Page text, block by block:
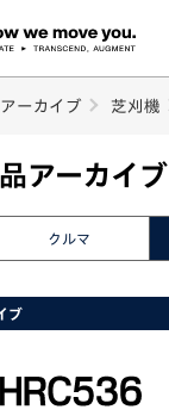
of Dreams
ーカイブ 芝刈機
アーカイブ
クルマ
ブ